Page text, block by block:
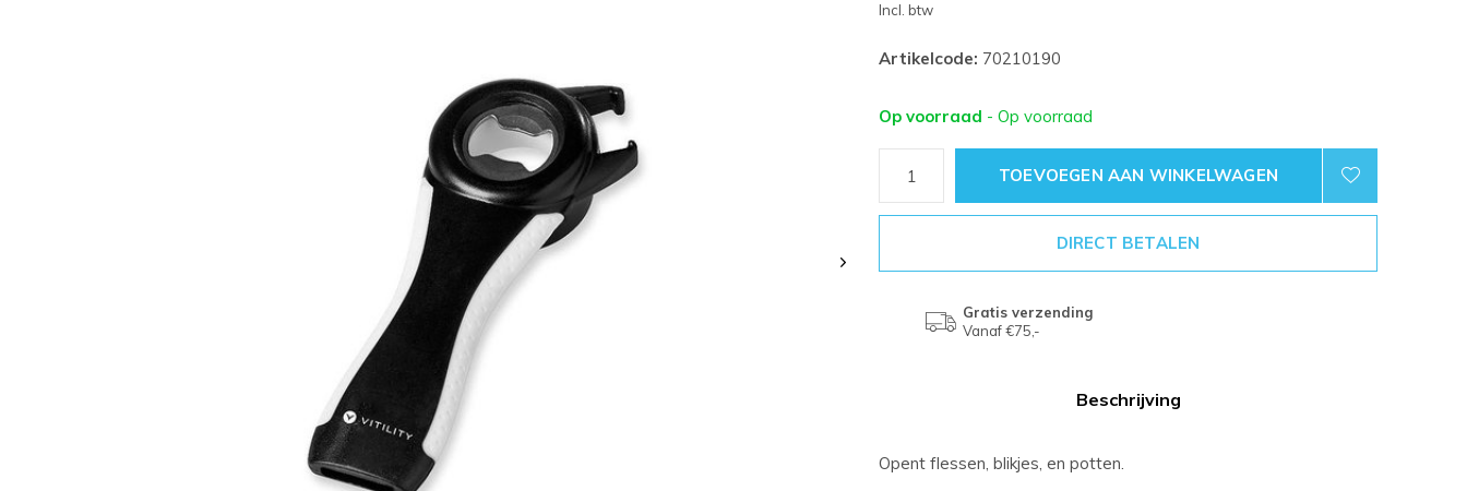
Incl. btw
Artikelcode: 70210190
Op voorraad - Op voorraad
TOEVOEGEN AAN WINKELWAGEN
DIRECT BETALEN
Gratis verzending
Vanaf €75,-
Beschrijving
Opent flessen, blikjes, en potten.